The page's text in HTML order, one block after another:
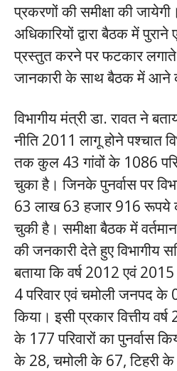
प्रकरणों की समीक्षा की
अधिकारियों द्वारा बैठक में
प्रस्तुत करने पर फटकार लगाते
जानकारी के साथ बैठक में आने
विभागीय मंत्री डा. रावत ने
नीति 2011 लागू होने पश्चात
तक कुल 43 गांवों के 1086
चुका है। जिनके पुनर्वास पर
63 लाख 63 हजार 916 रूपये
चुकी है। समीक्षा बैठक में वर्तमान
की जनकारी देते हुए विभागीय
बताया कि वर्ष 2012 एवं
4 परिवार एवं चमोली जनपद के
किया। इसी प्रकार वित्तीय
के 177 परिवारों का पुनर्वास
के 28, चमोली के 67, टिहरी